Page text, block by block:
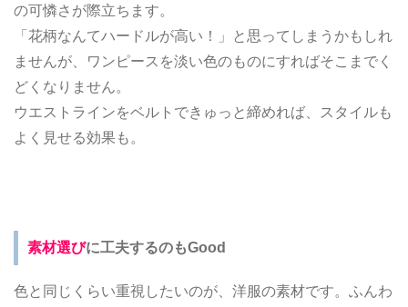
の可憐さが際立ちます。
「花柄なんてハードルが高い！」と思ってしまうかもしれ
ませんが、ワンピースを淡い色のものにすればそこまでく
どくなりません。
ウエストラインをベルトできゅっと締めれば、スタイルも
よく見せる効果も。
素材選びに工夫するのもGood
色と同じくらい重視したいのが、洋服の素材です。ふんわ